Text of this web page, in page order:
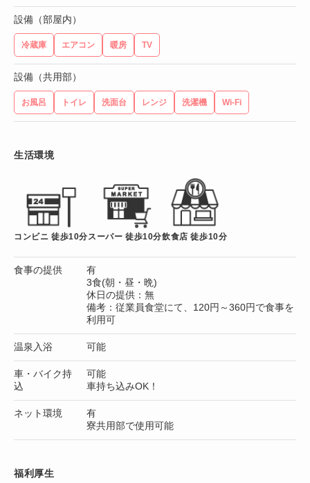
設備（部屋内）
冷蔵庫 エアコン 暖房 TV
設備（共用部）
お風呂 トイレ 洗面台 レンジ 洗濯機 Wi-Fi
生活環境
コンビニ 徒歩10分スーパー 徒歩10分飲食店 徒歩10分
食事の提供
有
3食(朝・昼・晩)
休日の提供：無
備考：従業員食堂にて、120円～360円で食事を
利用可
温泉入浴 可能
車・バイク持
込
可能
車持ち込みOK！
ネット環境
有
寮共用部で使用可能
福利厚生